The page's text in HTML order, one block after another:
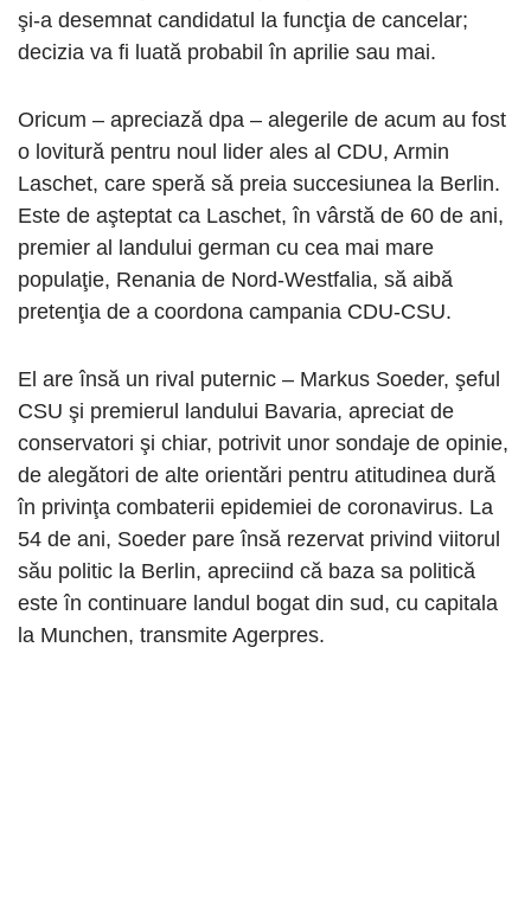
şi-a desemnat candidatul la funcţia de cancelar;
decizia va fi luată probabil în aprilie sau mai.
Oricum – apreciază dpa – alegerile de acum au fost
o lovitură pentru noul lider ales al CDU, Armin
Laschet, care speră să preia succesiunea la Berlin.
Este de aşteptat ca Laschet, în vârstă de 60 de ani,
premier al landului german cu cea mai mare
populaţie, Renania de Nord-Westfalia, să aibă
pretenţia de a coordona campania CDU-CSU.
El are însă un rival puternic – Markus Soeder, şeful
CSU şi premierul landului Bavaria, apreciat de
conservatori şi chiar, potrivit unor sondaje de opinie,
de alegători de alte orientări pentru atitudinea dură
în privinţa combaterii epidemiei de coronavirus. La
54 de ani, Soeder pare însă rezervat privind viitorul
său politic la Berlin, apreciind că baza sa politică
este în continuare landul bogat din sud, cu capitala
la Munchen, transmite Agerpres.